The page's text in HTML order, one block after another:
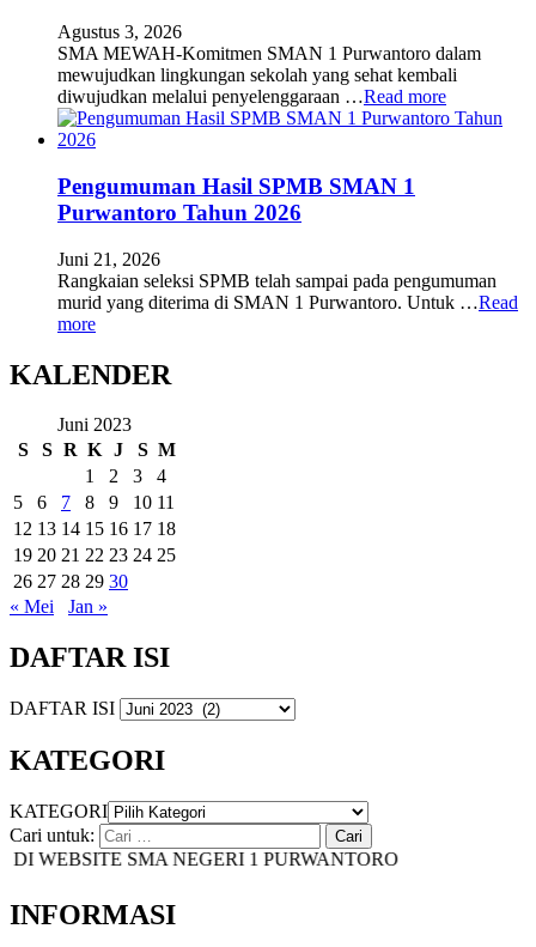
Agustus 3, 2026
SMA MEWAH-Komitmen SMAN 1 Purwantoro dalam
mewujudkan lingkungan sekolah yang sehat kembali
diwujudkan melalui penyelenggaraan …Read more
Pengumuman Hasil SPMB SMAN 1
Purwantoro Tahun 2026
Juni 21, 2026
Rangkaian seleksi SPMB telah sampai pada pengumuman
murid yang diterima di SMAN 1 Purwantoro. Untuk …Read
more
KALENDER
Juni 2023
S
S R K J S M
1
2 3
4
5
6 7 8 9 10 11
12 13 14 15 16 17 18
19 20 21 22 23 24 25
26 27 28 29 30
« Mei
Jan »
DAFTAR ISI
DAFTAR ISI
KATEGORI
KATEGORI
Cari untuk:
SMA NEGERI 1 PURWANTORO
INFORMASI